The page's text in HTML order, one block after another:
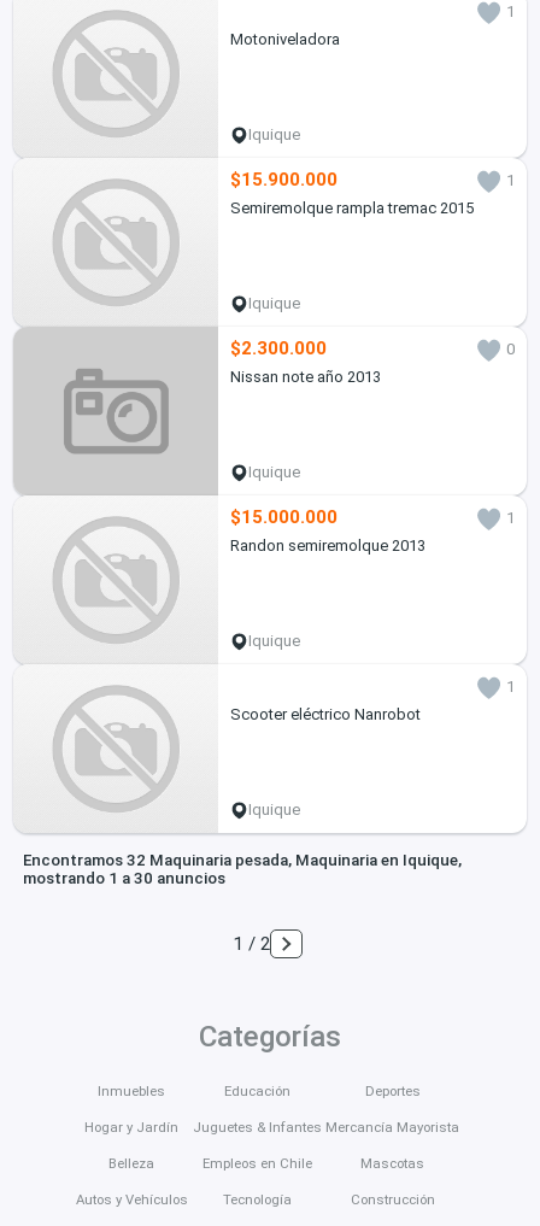
1
Motoniveladora
Iquique
$15.900.000
1
Semiremolque rampla tremac 2015
Iquique
$2.300.000
0
Nissan note año 2013
Iquique
$15.000.000
1
Randon semiremolque 2013
Iquique
1
Scooter eléctrico Nanrobot
Iquique
Encontramos 32 Maquinaria pesada, Maquinaria en Iquique,
mostrando 1 a 30 anuncios
1 / 2
Categorías
Inmuebles
Hogar y Jardín
Belleza
Autos y Vehículos
Educación
Juguetes & Infantes
Empleos en Chile
Tecnología
Deportes
Mercancía Mayorista
Mascotas
Construcción